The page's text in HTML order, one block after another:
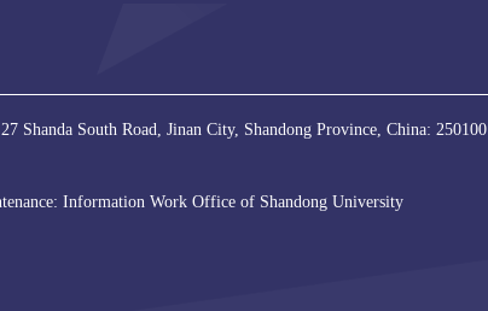
Shanda South Road, Jinan City, Shandong Province, China: 250100
Information Work Office of Shandong University